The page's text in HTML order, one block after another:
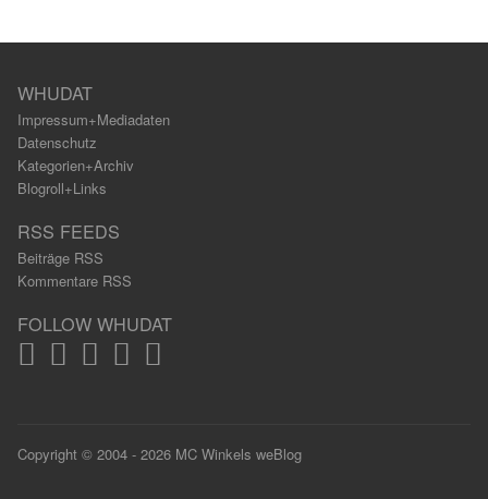
WHUDAT
Impressum+Mediadaten
Datenschutz
Kategorien+Archiv
Blogroll+Links
RSS FEEDS
Beiträge RSS
Kommentare RSS
FOLLOW WHUDAT
Copyright © 2004 - 2026 MC Winkels weBlog